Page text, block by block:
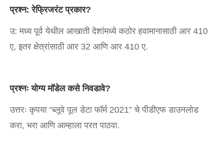
प्रश्न: रेफ्रिजरंट प्रकार?
उ: मध्य पूर्व येथील आखाती देशांमध्ये कठोर हवामानासाठी आर 410
ए, इतर क्षेत्रांसाठी आर 32 आणि आर 410 ए.
प्रश्नः योग्य मॉडेल कसे निवडावे?
उत्तरः कृपया “ब्लूवे पूल डेटा फॉर्म 2021” चे पीडीएफ डाउनलोड
करा, भरा आणि आम्हाला परत पाठवा.